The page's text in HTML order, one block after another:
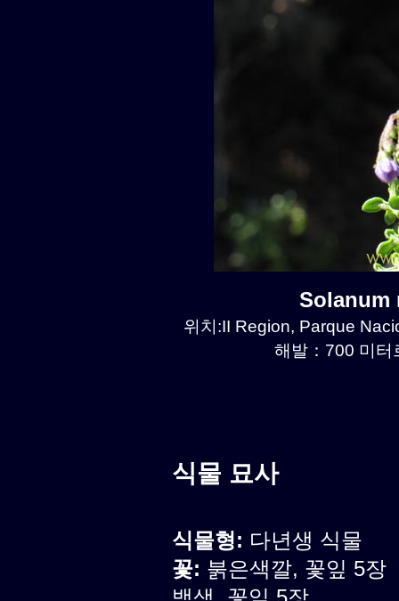
Solanum
위치:II Region, Parque
해발：700 미터
식물 묘사
식물형: 다년생 식물
꽃: 붉은색깔, 꽃잎 5장